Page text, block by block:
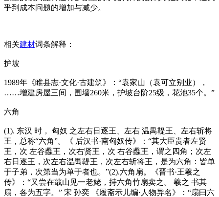
乎到成本问题的增加与减少。
相关建材词条解释：
护坡
1989年《睢县志·文化·古建筑》：“袁家山（袁可立别业），
……增建房屋三间，围墙260米，护坡台阶25级，花池35个。”
六角
(1). 东汉 时， 匈奴 之左右日逐王、左右 温禺鞮王、左右斩将
王，总称“六角”。《 后汉书·南匈奴传》：“其大臣贵者左贤
王，次 左谷蠡王，次右贤王，次 右谷蠡王，谓之四角；次左
右日逐王，次左右温禺鞮王，次左右斩将王，是为六角：皆单
于子弟，次第当为单于者也。”(2).六角扇。《晋书·王羲之
传》：“又尝在蕺山见一老姥，持六角竹扇卖之。 羲之 书其
扇，各为五字。” 宋 孙奕 《履斋示儿编·人物异名》：“扇曰六